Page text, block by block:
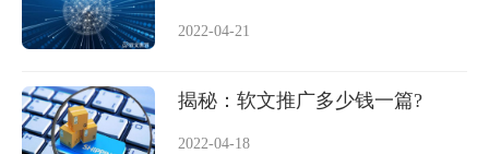
2022-04-21
揭秘：软文推广多少钱一篇?
2022-04-18